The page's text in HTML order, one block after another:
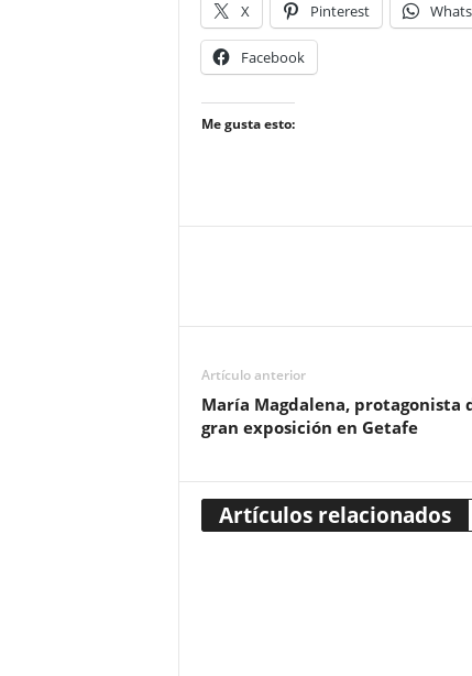
X Pinterest
Facebook
Me gusta esto:
Artículo anterior
María Magdalena, protagonista
gran exposición en Getafe
Artículos relacionados